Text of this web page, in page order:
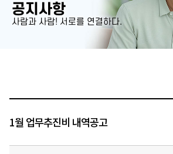
공지사항
사람과 사람! 서로를 연결하다.
1월 업무추진비 내역공고